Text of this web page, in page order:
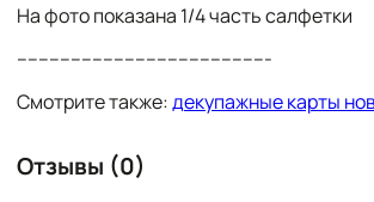
На фото показана 1/4 часть салфетки
-----------------------------------------------
Смотрите также:декупажные карты
Отзывы (0)